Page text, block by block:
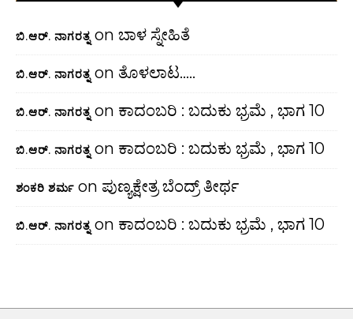
ಬಿ.ಆರ್. ನಾಗರತ್ನ on ಬಾಳ ಸ್ನೇಹಿತೆ
ಬಿ.ಆರ್. ನಾಗರತ್ನ on ತೊಳಲಾಟ…..
ಬಿ.ಆರ್. ನಾಗರತ್ನ on ಕಾದಂಬರಿ : ಬದುಕು ಭ್ರಮೆ , ಭಾಗ 10
ಬಿ.ಆರ್. ನಾಗರತ್ನ on ಕಾದಂಬರಿ : ಬದುಕು ಭ್ರಮೆ , ಭಾಗ 10
ಶಂಕರಿ ಶರ್ಮ on ಪುಣ್ಯಕ್ಷೇತ್ರ ಬೆಂದ್ರ್ ತೀರ್ಥ
ಬಿ.ಆರ್. ನಾಗರತ್ನ on ಕಾದಂಬರಿ : ಬದುಕು ಭ್ರಮೆ , ಭಾಗ 10